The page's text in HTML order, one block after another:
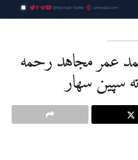
عمر مجاهد رحمه
سپین سهار